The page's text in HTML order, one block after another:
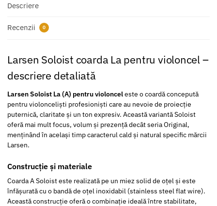
Descriere
Recenzii 0
Larsen Soloist coarda La pentru violoncel –
descriere detaliată
Larsen Soloist La (A) pentru violonceleste o coardă concepută
pentru violonceliști profesioniști care au nevoie de proiecție
puternică, claritate și un ton expresiv. Această variantă Soloist
oferă mai mult focus, volum și prezență decât seria Original,
menținând în același timp caracterul cald și natural specific mărcii
Larsen.
Construcție și materiale
Coarda A Soloist este realizată pe un miez solid de oțel și este
înfășurată cu o bandă de oțel inoxidabil (stainless steel flat wire).
Această construcție oferă o combinație ideală între stabilitate,